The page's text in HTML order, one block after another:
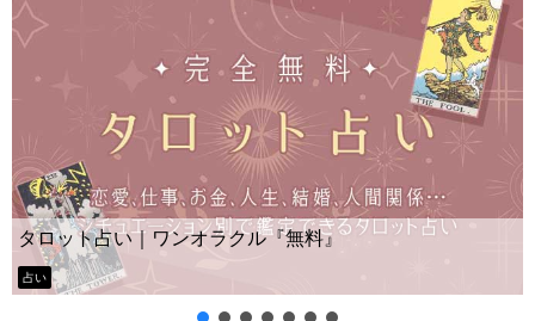
タロット占い｜ワンオラクル『無料』
占い